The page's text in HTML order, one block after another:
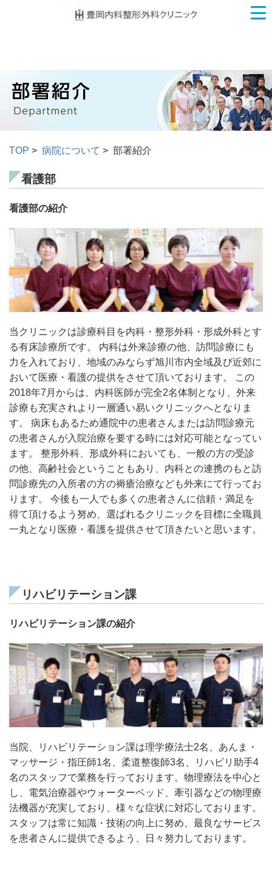
TOP > 病院について > 部署紹介
看護部
看護部の紹介
当クリニックは診療科目を内科・整形外科・形成外科とす
る有床診療所です。 内科は外来診療の他、訪問診療にも
力を入れており、地域のみならず旭川市内全域及び近郊に
おいて医療・看護の提供をさせて頂いております。 この
2018年7月からは、内科医師が完全2名体制となり、外来
診療も充実されより一層通い易いクリニックへとなりま
す。 病床もあるため通院中の患者さんまたは訪問診療元
の患者さんが入院治療を要する時には対応可能となってい
ます。 整形外科、形成外科においても、一般の方の受診
の他、高齢社会ということもあり、内科との連携のもと訪
問診療先の入所者の方の褥瘡治療なども外来にて行ってお
ります。 今後も一人でも多くの患者さんに信頼・満足を
得て頂けるよう努め、選ばれるクリニックを目標に全職員
一丸となり医療・看護を提供させて頂きたいと思います。
リハビリテーション課
リハビリテーション課の紹介
当院、リハビリテーション課は理学療法士2名、あんま・
マッサージ・指圧師1名、柔道整復師3名、リハビリ助手4
名のスタッフで業務を行っております。物理療法を中心と
し、電気治療器やウォーターベッド、牽引器などの物理療
法機器が充実しており、様々な症状に対応しております。
スタッフは常に知識・技術の向上に努め、最良なサービス
を患者さんに提供できるよう、日々努力しております。